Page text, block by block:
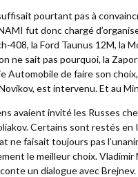
pourtant pas à
fut donc chargé
408, la Ford Taunus 12M, la
ne sait pas pourquoi, la
Automobile de faire son
est intervenu. Et au
avaient invité les Russes
Certains sont restés en
ne faisait toujours pas
le meilleur choix.
un dialogue avec